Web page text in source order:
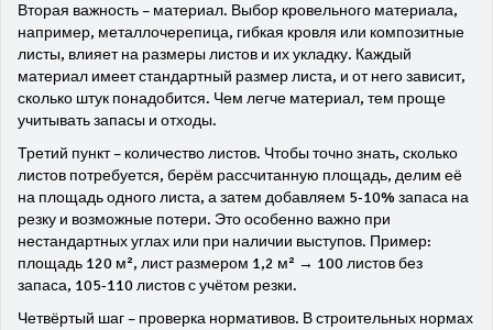
Вторая важность – материал. Выбор кровельного материала,
например, металлочерепица, гибкая кровля или композитные
листы, влияет на размеры листов и их укладку. Каждый
материал имеет стандартный размер листа, и от него зависит,
сколько штук понадобится. Чем легче материал, тем проще
учитывать запасы и отходы.
Третий пункт – количество листов. Чтобы точно знать, сколько
листов потребуется, берём рассчитанную площадь, делим её
на площадь одного листа, а затем добавляем 5‑10% запаса на
резку и возможные потери. Это особенно важно при
нестандартных углах или при наличии выступов. Пример:
площадь 120 м², лист размером 1,2 м² → 100 листов без
запаса, 105‑110 листов с учётом резки.
Четвёртый шаг – проверка нормативов. В строительных нормах